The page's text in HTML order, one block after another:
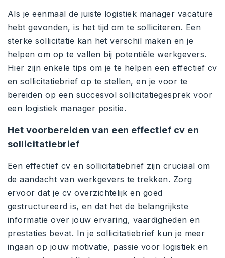
Als je eenmaal de juiste logistiek manager vacature
hebt gevonden, is het tijd om te solliciteren. Een
sterke sollicitatie kan het verschil maken en je
helpen om op te vallen bij potentiële werkgevers.
Hier zijn enkele tips om je te helpen een effectief cv
en sollicitatiebrief op te stellen, en je voor te
bereiden op een succesvol sollicitatiegesprek voor
een logistiek manager positie.
Het voorbereiden van een effectief cv en
sollicitatiebrief
Een effectief cv en sollicitatiebrief zijn cruciaal om
de aandacht van werkgevers te trekken. Zorg
ervoor dat je cv overzichtelijk en goed
gestructureerd is, en dat het de belangrijkste
informatie over jouw ervaring, vaardigheden en
prestaties bevat. In je sollicitatiebrief kun je meer
ingaan op jouw motivatie, passie voor logistiek en